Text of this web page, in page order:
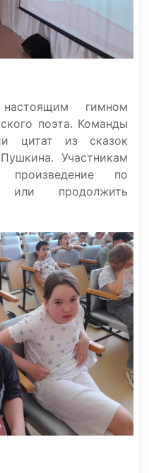
гимном
поэта. Команды
цитат из сказок
Участникам
по
или продолжить